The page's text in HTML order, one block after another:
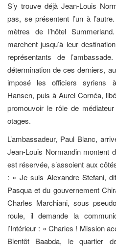
S’y trouve déjà Jean-Louis
pas, se présentent l’un à
mètres de l’hôtel
marchent jusqu’à leur
représentants de
détermination de ces derniers,
imposé les officiers syriens
Hansen, puis à Aurel Cornéa,
promouvoir le rôle de
otages.
L’ambassadeur, Paul Blanc,
Jean-Louis Normandin montent
est réservée, s’assoient aux
: « Je suis Alexandre Stefani,
Pasqua et du gouvernement
Charles Marchiani, sous
roule, il demande la
l’Intérieur : « Charles ! Mission
Bientôt Baabda, le quartier